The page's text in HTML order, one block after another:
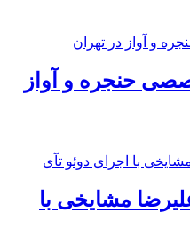
حنجره و آواز
مشایخی با